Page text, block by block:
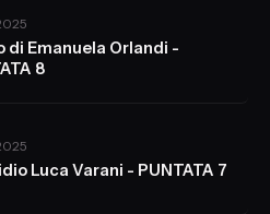
di Emanuela Orlandi -
8
Luca Varani - PUNTATA 7